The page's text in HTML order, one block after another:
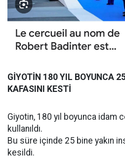
GİYOTİN 180 YIL BOYUNCA
KAFASINI KESTİ
Giyotin, 180 yıl boyunca idam
kullanıldı.
Bu süre içinde 25 bine yakın
kesildi.